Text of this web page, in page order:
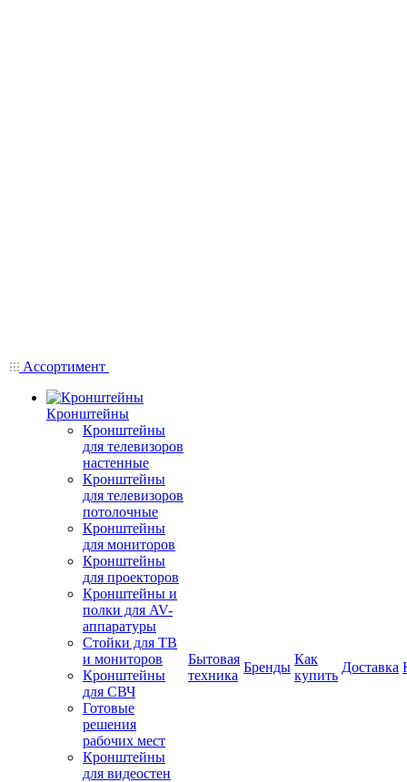
Ассортимент
Кронштейны
Кронштейны
для телевизоров
настенные
Кронштейны
для телевизоров
потолочные
Кронштейны
для мониторов
Кронштейны
для проекторов
Кронштейны и
полки для AV-
аппаратуры
Стойки для ТВ
и мониторов
Кронштейны
для СВЧ
Готовые
решения
рабочих мест
Кронштейны
для видеостен
Бытовая
техника
Бренды
Как
купить
Доставка